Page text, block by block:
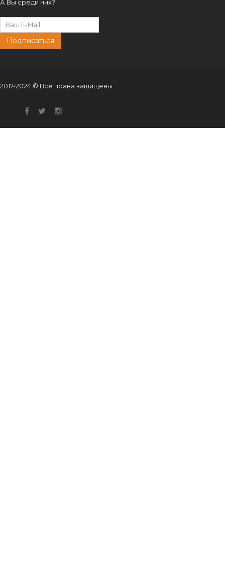
А Вы среди них?
Подписаться
2017-2024 © Все права защищены.